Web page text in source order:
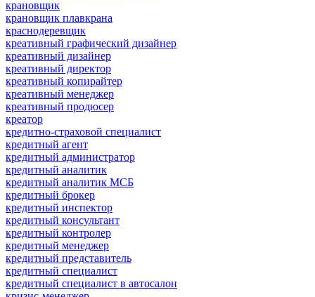
крановщик
крановщик плавкрана
краснодеревщик
креативный графический дизайнер
креативный дизайнер
креативный директор
креативный копирайтер
креативный менеджер
креативный продюсер
креатор
кредитно-страховой специалист
кредитный агент
кредитный администратор
кредитный аналитик
кредитный аналитик МСБ
кредитный брокер
кредитный инспектор
кредитный консультант
кредитный контролер
кредитный менеджер
кредитный представитель
кредитный специалист
кредитный специалист в автосалон